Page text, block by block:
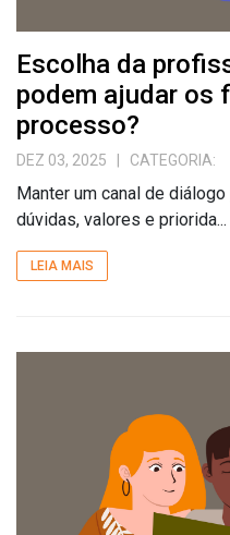
Escolha da
podem ajudar os
processo?
DEZ 03, 2025 | CATEGORIA:
Manter um canal de
dúvidas, valores e priorida...
LEIA MAIS